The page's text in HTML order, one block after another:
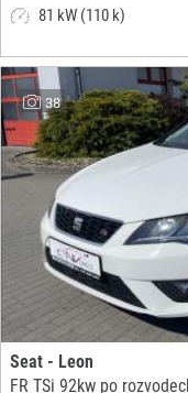
81 kW (110 k)
38
Seat - Leon
FR TSi 92kw po